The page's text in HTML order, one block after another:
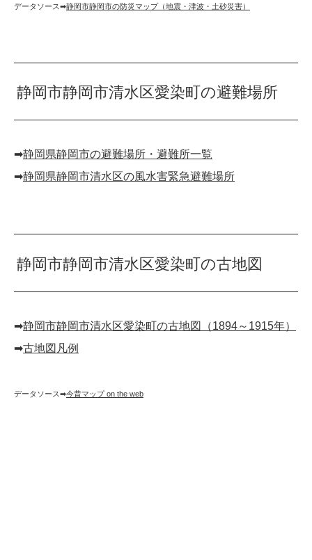
データソース➡︎静岡市静岡市の防災マップ（地震・津波・土砂災害）
静岡市静岡市清水区愛染町の避難場所
➡︎静岡県静岡市の避難場所・避難所一覧
➡︎静岡県静岡市清水区の風水害緊急避難場所
静岡市静岡市清水区愛染町の古地図
➡︎静岡市静岡市清水区愛染町の古地図（1894～1915年）
➡︎古地図凡例
データソース➡︎今昔マップ on the web